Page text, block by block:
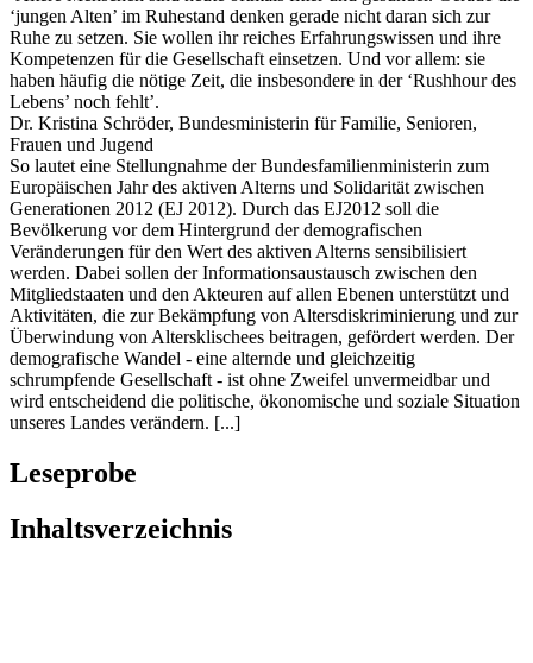
‘jungen Alten’ im Ruhestand denken gerade nicht daran sich zur
Ruhe zu setzen. Sie wollen ihr reiches Erfahrungswissen und ihre
Kompetenzen für die Gesellschaft einsetzen. Und vor allem: sie
haben häufig die nötige Zeit, die insbesondere in der ‘Rushhour des
Lebens’ noch fehlt’.
Dr. Kristina Schröder, Bundesministerin für Familie, Senioren,
Frauen und Jugend
So lautet eine Stellungnahme der Bundesfamilienministerin zum
Europäischen Jahr des aktiven Alterns und Solidarität zwischen
Generationen 2012 (EJ 2012). Durch das EJ2012 soll die
Bevölkerung vor dem Hintergrund der demografischen
Veränderungen für den Wert des aktiven Alterns sensibilisiert
werden. Dabei sollen der Informationsaustausch zwischen den
Mitgliedstaaten und den Akteuren auf allen Ebenen unterstützt und
Aktivitäten, die zur Bekämpfung von Altersdiskriminierung und zur
Überwindung von Altersklischees beitragen, gefördert werden. Der
demografische Wandel - eine alternde und gleichzeitig
schrumpfende Gesellschaft - ist ohne Zweifel unvermeidbar und
wird entscheidend die politische, ökonomische und soziale Situation
unseres Landes verändern. [...]
Leseprobe
Inhaltsverzeichnis